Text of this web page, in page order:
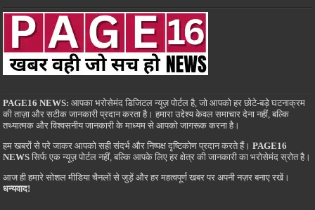
PAGE16 NEWS: आपका भरोसेमंद डिजिटल न्यूज़ पोर्टल है, जो आपको हर छोटे-बड़े घटनाक्रम
की ताज़ा और सटीक जानकारी प्रदान करता है। हमारा उद्देश्य केवल समाचार देना नहीं, बल्कि
तथ्यात्मक और विश्वसनीय जानकारी के माध्यम से आपको जागरूक करना है।
हम खबरों से परे जाकर आपको सही संदर्भ और निष्पक्ष दृष्टिकोण प्रदान करते हैं।PAGE16
NEWS सिर्फ एक न्यूज़ पोर्टल नहीं, बल्कि आपके लिए हर क्षेत्र की जानकारी का भरोसेमंद स्रोत है।
आज ही हमारे सोशल मीडिया चैनलों से जुड़ें और हर महत्वपूर्ण खबर पर अपनी नज़र बनाए रखें।
धन्यवाद!